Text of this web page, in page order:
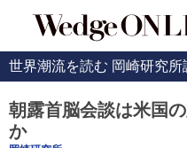
世界潮流を読む 岡崎研究所
朝露首脳会談は米国
か